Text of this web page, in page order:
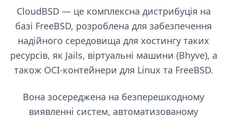
CloudBSD — це комплексна дистрибуція на
базі FreeBSD, розроблена для забезпечення
надійного середовища для хостингу таких
ресурсів, як Jails, віртуальні машини (Bhyve), а
також OCI-контейнери для Linux та FreeBSD.
Вона зосереджена на безперешкодному
виявленні систем, автоматизованому